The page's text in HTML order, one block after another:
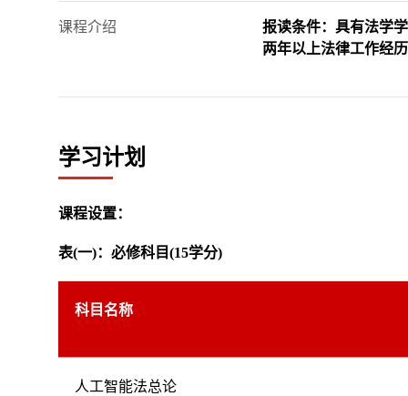
课程介绍
报读条件：具有法学
两年以上法律工作经历
学习计划
课程设置：
表(一)：必修科目(15学分)
科目名称
人工智能法总论